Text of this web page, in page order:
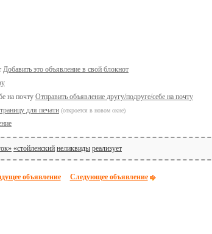
Добавить это объявление в свой блокнот
Отправить объявление другу/подруге/себе на почту
для печати (откроется в новом окне)
«стойленский неликвиды реализует
объявление Следующее объявление